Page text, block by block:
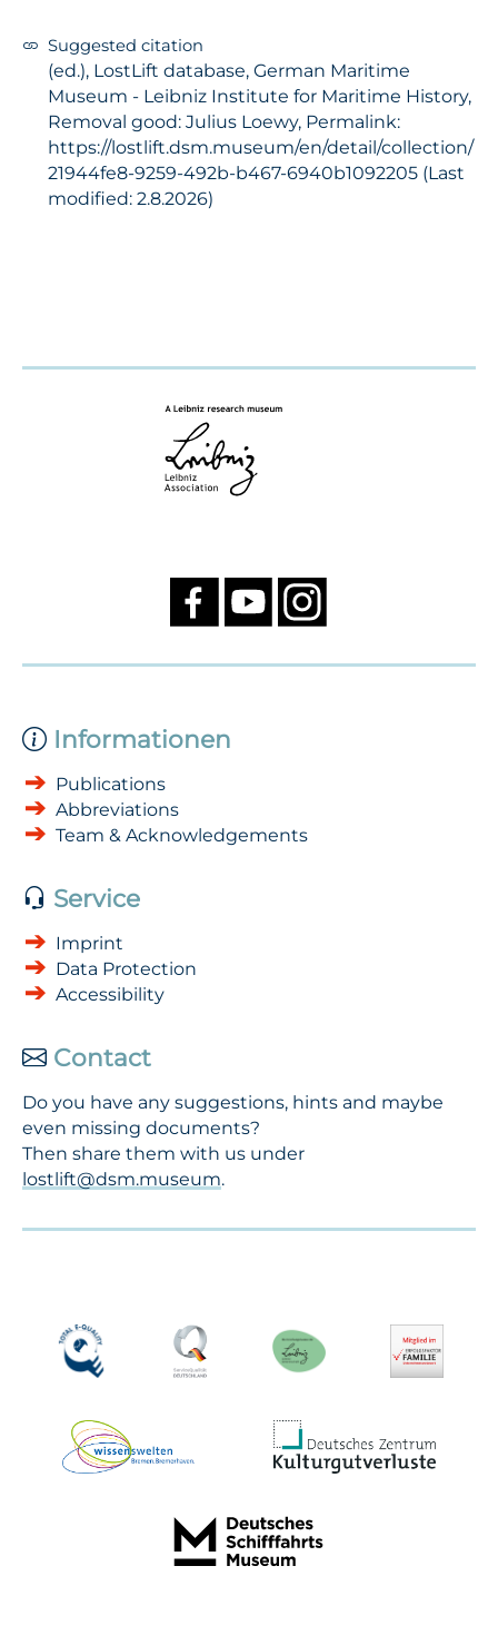
Suggested citation
(ed.), LostLift database, German Maritime
Museum - Leibniz Institute for Maritime History,
Removal good: Julius Loewy, Permalink:
https://lostlift.dsm.museum/en/detail/collection/
21944fe8-9259-492b-b467-6940b1092205 (Last
modified: 2.8.2026)
Informationen
Publications
Abbreviations
Team & Acknowledgements
Service
Imprint
Data Protection
Accessibility
Contact
Do you have any suggestions, hints and maybe
even missing documents?
Then share them with us under
lostlift@dsm.museum.